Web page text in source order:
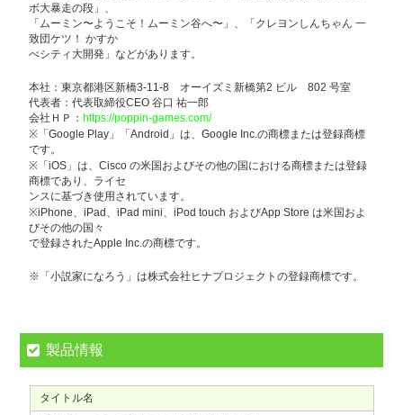
ボ大暴走の段」、
「ムーミン〜ようこそ！ムーミン谷へ〜」、「クレヨンしんちゃん 一
致団ケツ！ かすか
べシティ大開発」などがあります。
本社：東京都港区新橋3-11-8 オーイズミ新橋第2 ビル 802 号室
代表者：代表取締役CEO 谷口 祐一郎
会社ＨＰ：https://poppin-games.com/
※「Google Play」「Android」は、Google Inc.の商標または登録商標
です。
※「iOS」は、Cisco の米国およびその他の国における商標または登録
商標であり、ライセ
ンスに基づき使用されています。
※iPhone、iPad、iPad mini、iPod touch およびApp Store は米国およ
びその他の国々
で登録されたApple Inc.の商標です。
※「小説家になろう」は株式会社ヒナプロジェクトの登録商標です。
製品情報
タイトル名